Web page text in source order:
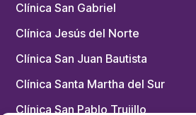
Clínica San Gabriel
Clínica Jesús del Norte
Clínica San Juan Bautista
Clínica Santa Martha del Sur
Clínica San Pablo Trujillo